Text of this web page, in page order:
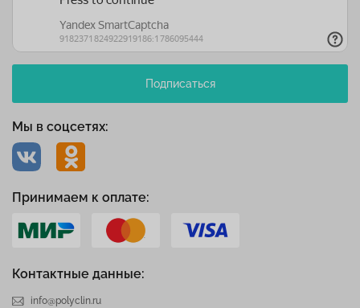
Контактные данные:
info@polyclin.ru
Мы в соцсетях:
Подписаться
Принимаем к оплате: